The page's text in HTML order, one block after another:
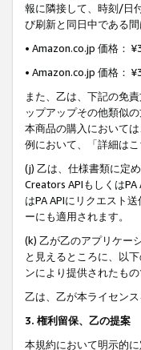
報に隣接して、時刻/日
び刷新と同日中である
• Amazon.co.jp 価格：
• Amazon.co.jp 価格：
また、乙は、下記の免
ップアップその他類似
本商品の購入において
例において、「詳細は
(j) 乙は、仕様書類に定
Creators APIもしくは
はPA APIにリクエスト
ーにも適用されます。
(k) 乙が乙のアプリケー
と見えるところに、以
ンにより提供されたも
乙は、乙が本ライセン
3. 権利留保、乙の提案
本規約において明示的